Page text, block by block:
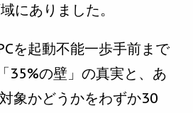
にありました。
を起動不能一歩手前まで
35%の壁」の真実と、あ
象かどうかをわずか30